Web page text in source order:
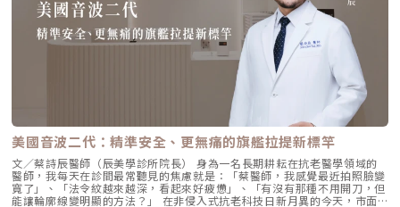
力，是目前改善頸部質感的首選。3. 手背（雞爪手）：重建真皮層的緊實度
雙手最容易因彈力蛋白流失而顯得乾癟、血管明顯。Profhilo 透過「非填
充」的方式，啟動手背肌膚的自我修復機制。它不僅是補水，更是透過生物
重塑增加組織的彈性與結構感，讓手背肌膚恢復細緻平滑，找回如少女般優
雅的肌膚張力。4. 口周細紋：自然軟化而不僵硬對於愛笑或年長客戶常見的
唇周紋，若使用傳統填充物，常會因為增加了體積而讓表情變得僵硬。
Profhilo 透過液態拉皮的原理，在不改變五官比例的前提下，誘導唇周肌
膚新生彈力蛋白，從底層「軟化」細小紋路，讓整個人看起來更加柔和、自
然。六、 蔡醫師的診間建議：如何規劃妳的「逆時針」計畫？在辰美學，
我們追求的是「長效且細膩」的美，而非瞬間的煙火式改變。針對初次接觸
Profhilo 逆時針 的客戶，我通常會建議以「週期性重塑」的方式來規劃妳
的專屬美學地圖：1. 基礎療程：建議至少進行 2 至 3 次為了達到最佳的彈
力蛋白新生與肌底環境優化，單次施打僅是啟動信號，完整的重塑需要時間
堆疊： 啟動期（第 1 次與第 2 次）： 建議間隔 1 個月施打。這兩次密集的
治療能確保高濃度玻尿酸在真皮層內建立穩固的擴散網絡，全面活化纖維母
細胞。 強化期（第 2 次與第 3 次）： 建議間隔3到6個月進行第三次施打。
層的纖維母細胞、角質細胞和脂肪細胞，促使膠原蛋白和彈力蛋白大量新
生，從源頭改善肌膚鬆弛與老化問題。2. 全面改善膚況：不只填補，更提升
整體膚質有別於傳統玻尿酸的局部填充，璞菲洛注射後會均勻擴散至皮膚的
真皮層與皮下組織。這使得它能全面性地改善肌膚，包括： 提升肌膚緊實
度與彈性 深層補水、改善乾燥與粗糙 減少細紋、改善膚色不均3. 自然柔和
的效果：告別「饅化臉」璞菲洛的質地較輕盈、流動性高，主要作用提升肌
膚本身的飽滿度與光澤，而不是增加額外體積。因此，能帶來自然、柔和的
改善效果，避免了傳統填充劑可能導致的僵硬或「饅化」現象，讓你看起來
就像是膚況變好了，而不是動了手腳。4. 獨創 BAP 五點注射技術：療程更
舒適、更快速採用獨家的 BAP (Bio Aesthetic Points) 五點注射技術。醫師
只需在臉部兩側各選擇五個精準的生物美學點進行注射，就能讓玻尿酸均勻
擴散至全臉。這大大減少了注射的針數和疼痛感，也降低了術後瘀青和腫脹
的機率，讓療程更加舒適、快速。5. 高濃度、不含交聯劑：安全性高、低發
炎風險以高濃度玻尿酸為主要成分，且製程中不使用任何化學交聯劑，能有
效降低注射後的發炎反應與過敏風險。同時，也經過多項國際認證，確保了
產品的純淨與安全性。逆時針（Profhilo） vs. 傳統玻尿酸比較 療程名稱
美國音波二代：精準安全、更無痛的旗艦拉提新標竿
文／蔡詩辰醫師（辰美學診所院長） 身為一名長期耕耘在抗老醫學領域的
醫師，我每天在診間最常聽見的焦慮就是：「蔡醫師，我感覺最近拍照臉變
寬了」、「法令紋越來越深，看起來好疲憊」、「有沒有那種不用開刀，但
能讓輪廓線變明顯的方法？」 在非侵入式抗老科技日新月異的今天，市面